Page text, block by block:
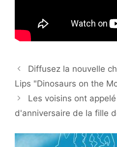
Diffusez la nouvelle
Lips "Dinosaurs on the
Les voisins ont
d'anniversaire de la fille